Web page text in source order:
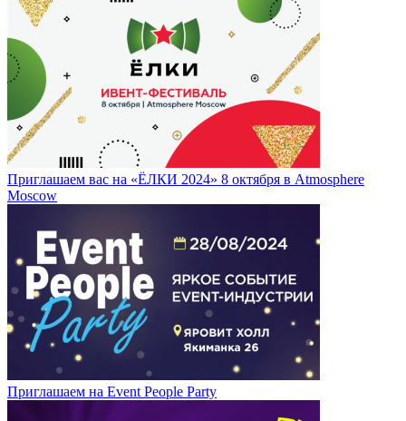
Приглашаем вас на «ЁЛКИ 2024» 8 октября в Atmosphere
Moscow
Приглашаем на Event People Party